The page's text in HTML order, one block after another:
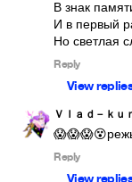
В знак
И в первый
Но светлая
Reply
View
Ｖｌａｄ－ｋｕ
Reply